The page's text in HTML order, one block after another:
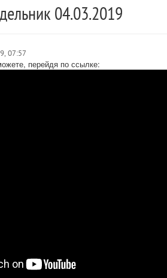
04.03.2019
07:57
перейдя по ссылке: